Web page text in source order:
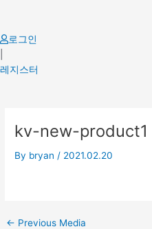
content
로그인
레지스터
kv-new-product1
By bryan / 2021.02.20
navigation
← Previous Media